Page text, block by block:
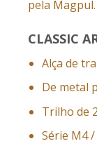
pela Magpul.
CLASSIC
Alça de
De metal
Trilho de
Série M4